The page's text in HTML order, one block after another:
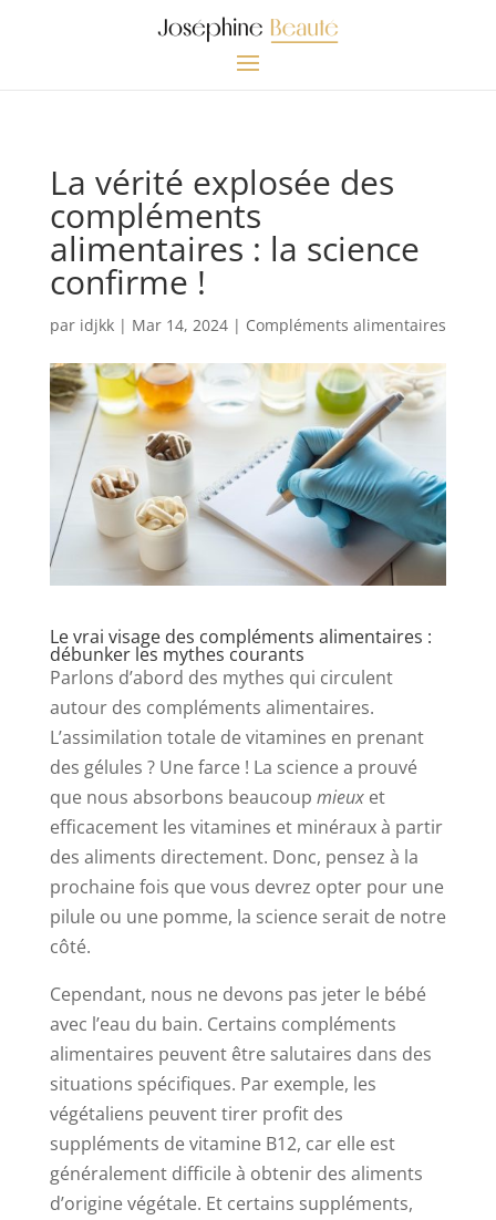
La vérité explosée des
compléments
alimentaires : la science
confirme !
par idjkk| Mar 14, 2024| Compléments alimentaires
Le vrai visage des compléments alimentaires :
débunker les mythes courants
Parlons d’abord des mythes qui circulent
autour des compléments alimentaires.
L’assimilation totale de vitamines en prenant
des gélules ? Une farce ! La science a prouvé
que nous absorbons beaucoup mieuxet
efficacement les vitamines et minéraux à partir
des aliments directement. Donc, pensez à la
prochaine fois que vous devrez opter pour une
pilule ou une pomme, la science serait de notre
côté.
Cependant, nous ne devons pas jeter le bébé
avec l’eau du bain. Certains compléments
alimentaires peuvent être salutaires dans des
situations spécifiques. Par exemple, les
végétaliens peuvent tirer profit des
suppléments de vitamine B12, car elle est
généralement difficile à obtenir des aliments
d’origine végétale. Et certains suppléments,